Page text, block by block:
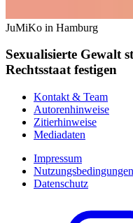
JuMiKo in Hamburg
Sexualisierte Gewalt
Rechtsstaat festigen
Kontakt & Team
Autorenhinweise
Zitierhinweise
Mediadaten
Impressum
Nutzungsbedingungen
Datenschutz